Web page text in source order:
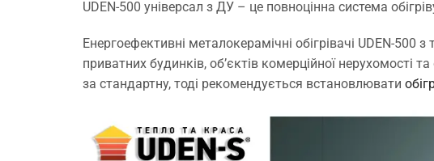
Знайшли
менеджером
стосовно к-ті
і доставка
UDEN-500 універсал з ДУ – це повноцінна система
Енергоефективні металокерамічні обігрівачі UDEN-
приватних будинків, об’єктів комерційної нерухомості
за стандартну, тоді рекомендується встановлювати